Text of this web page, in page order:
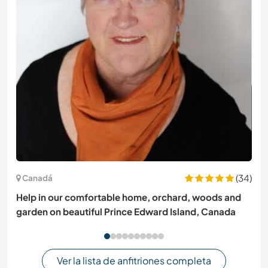
Canadá
(34)
Help in our comfortable home, orchard, woods and
garden on beautiful Prince Edward Island, Canada
Ver la lista de anfitriones completa